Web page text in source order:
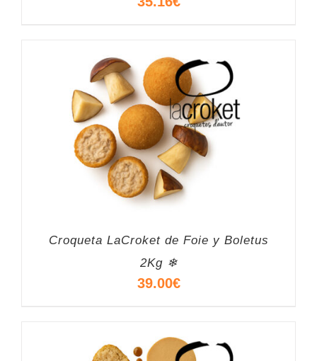
Croqueta LaCroket de Foie y Boletus
2Kg ❄
39.00€